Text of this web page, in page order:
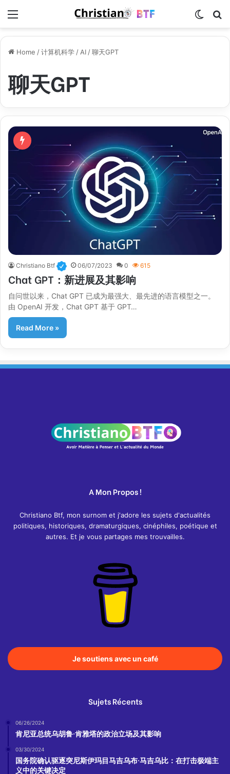
Home /计算机科学 / AI /聊天GPT
聊天GPT
Christiano Btf 06/07/2023 0 615
Chat GPT：新进展及其影响
自问世以来，Chat GPT 已成为最强大、最先进的语言模型之一。
由 OpenAI 开发，Chat GPT 基于 GPT…
Read More »
A Mon Propos !
Christiano Btf, mon surnom et j'adore les sujets d'actualités
politiques, historiques, dramaturgiques, cinéphiles, poétique et
autres. Et je vous partages mes trouvailles.
Je soutiens avec un café
Sujets Récents
06/26/2024
肯尼亚总统乌胡鲁·肯雅塔的政治立场及其影响
03/30/2024
国务院确认驱逐突尼斯伊玛目马吉乌布·马吉乌比：在打击极端主
义中的关键决定